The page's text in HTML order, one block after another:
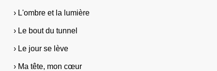
› L'ombre et la lumière
› Le bout du tunnel
› Le jour se lève
› Ma tête, mon cœur